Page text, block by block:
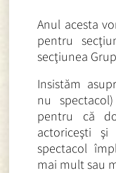
Anul acesta
pentru
secţiunea
Insistăm
nu
pentru că
actoriceşti
spectacol
mai mult sau